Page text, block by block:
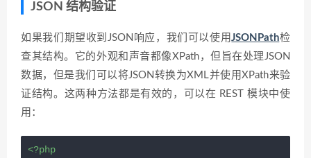
JSON 结构验证
如果我们期望收到JSON响应，我们可以使用JSONPath检
查其结构。它的外观和声音都像XPath，但旨在处理JSON
数据，但是我们可以将JSON转换为XML并使用XPath来验
证结构。这两种方法都是有效的，可以在 REST 模块中使
用：
<?php